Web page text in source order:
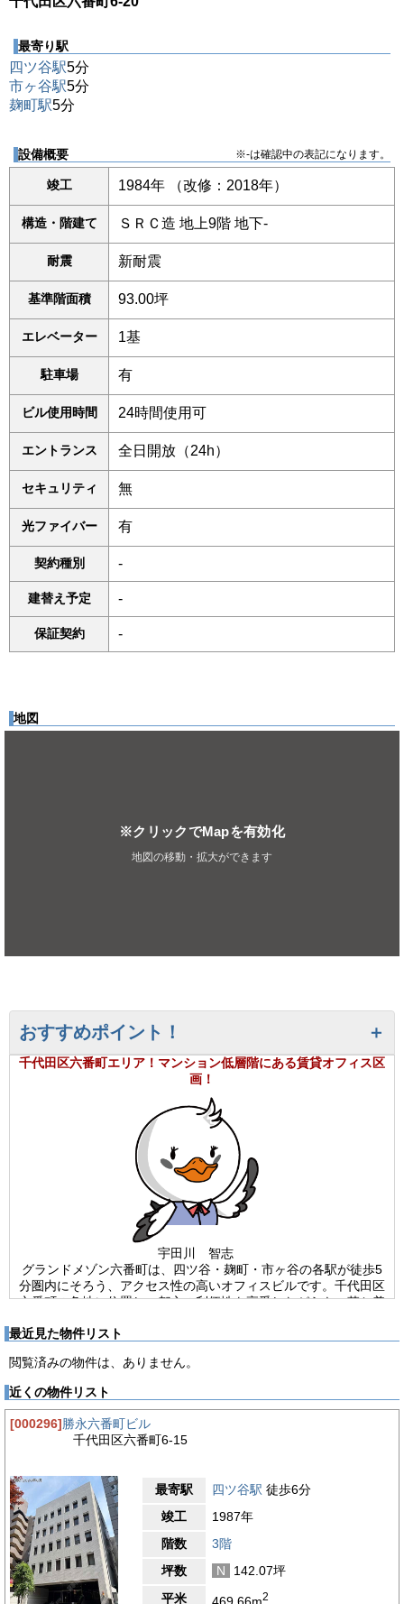
最寄り駅
四ツ谷駅5分
市ヶ谷駅5分
麹町駅5分
設備概要 ※-は確認中の表記になります。
竣工 1984年 （改修：2018年）
構造・階建て ＳＲＣ造 地上9階 地下-
耐震 新耐震
基準階面積 93.00坪
エレベーター 1基
駐車場 有
ビル使用時間 24時間使用可
エントランス 全日開放（24h）
セキュリティ 無
光ファイバー 有
契約種別 -
建替え予定 -
保証契約 -
地図
※クリックでMapを有効化
地図の移動・拡大ができます
おすすめポイント！
千代田区六番町エリア！マンション低層階にある賃貸オフィス区
画！
宇田川 智志
グランドメゾン六番町は、四ツ谷・麹町・市ヶ谷の各駅が徒歩5
分圏内にそろう、アクセス性の高いオフィスビルです。千代田区
六番町の角地に位置し、都心の利便性を享受しながらも、落ち着
改修が行われており、1984年竣工のSRC造・地上9階建てで、新
と、幅広いレイアウトに対応しやすい規模です。 建物内はエレ
ベーター1基を備え、駐車場は15台分の機械式で、使用時間の制
限がないため、来客対応やフレキシブルな運用にも便利です。エ
ントランスは全日開放で、24時間の出入りが可能な点も、時間
帯を問わず動く企業にとって大きなメリットです。光回線にも対
応しており、日常の通信環境をスムーズに整えられます。 2階
トイレにより執務スペースを効率的に使えます。タイルカーペッ
トと天井高2400mmが、落ち着きのある使いやすいオフィス空間
を演出します。機能性と利便性を重視する企業に、申し分のない
【評価】
最近見た物件リスト
閲覧済みの物件は、ありません。
近くの物件リスト
[000296]勝永六番町ビル
千代田区六番町6-15
最寄駅 四ツ谷駅 徒歩6分
竣工
1987年
階数
3階
坪数
N
142.07坪
平米
469.66m2